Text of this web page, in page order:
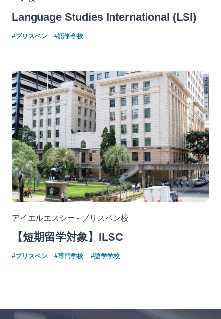
Language Studies International (LSI)
#ブリスベン #語学学校
アイエルエスシー - ブリスベン校
【短期留学対象】ILSC
#ブリスベン #専門学校 #語学学校